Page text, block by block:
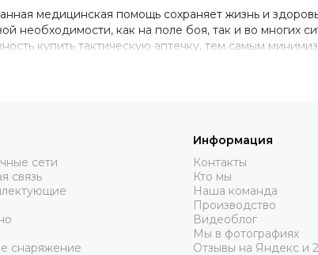
медицинская помощь сохраняет жизнь и
необходимости, как на поле боя, так и во многих
купить тактическую аптечку, тем самым
ситуации.
аптечку необходимого вам образца, просто
свой выбор. Если вам нужна консультация –
компании
ответят на все вопросы,
оптимальный вариант для приобретения.
военные аптечки можно как по
специальную кнопку в верхней части страницы. Там
сети
связь
снаряжение
Информация
Контакты
Кто мы
Наша команда
Производство
Видеоблог
Мы в фотографиях
Отзывы на Яндекс и